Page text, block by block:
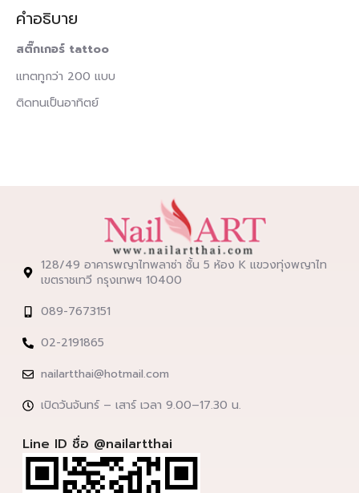
คำอธิบาย
สติ๊กเกอร์ tattoo
แทตทูกว่า 200 แบบ
ติดทนเป็นอาทิตย์
128/49 อาคารพญาไทพลาซ่า ชั้น 5 ห้อง K แขวงทุ่งพญาไท
เขตราชเทวี กรุงเทพฯ 10400
089-7673151
02-2191865
nailartthai@hotmail.com
เปิดวันจันทร์ – เสาร์ เวลา 9.00–17.30 น.
Line ID ชื่อ @nailartthai